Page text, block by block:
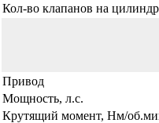
Кол-во клапанов на цилиндр
Привод
Мощность, л.с.
Крутящий момент, Нм/